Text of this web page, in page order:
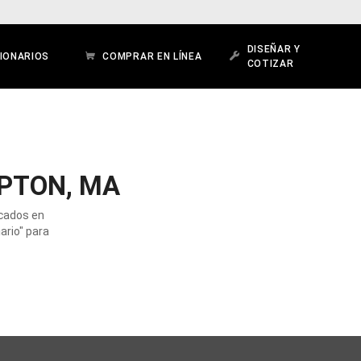
COMPRAR EN LÍNEA
DISEÑAR Y
COTIZAR
MA
en
para